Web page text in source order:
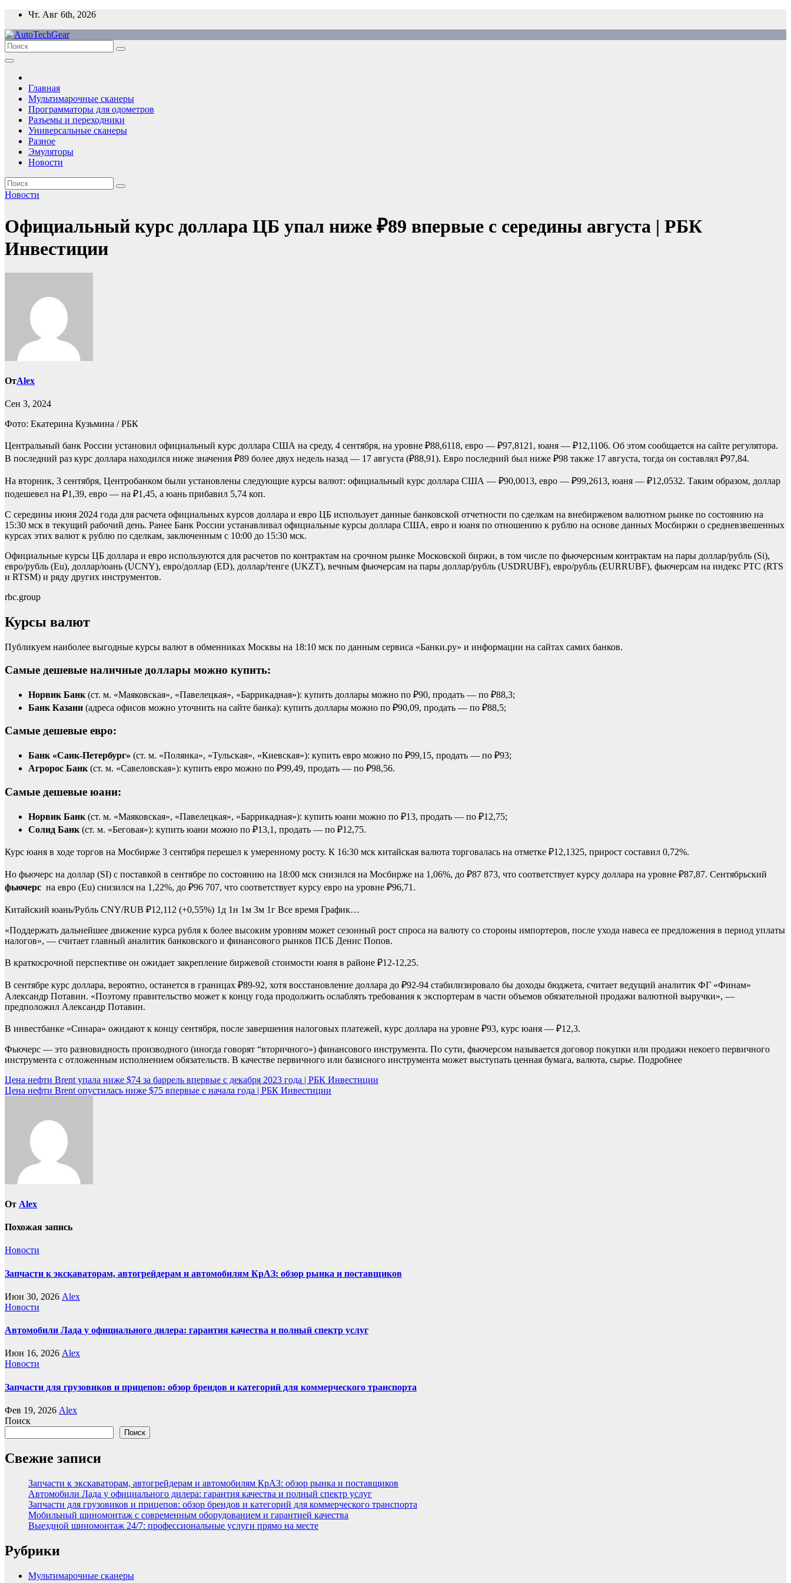
Перейти
содержимому
Чт. Авг 6th, 2026
Главная
Мультимарочные сканеры
Программаторы для одометров
Разъемы и переходники
Универсальные сканеры
Разное
Эмуляторы
Новости
Новости
Официальный курс доллара ЦБ упал ниже ₽89 впервые с середины августа | РБК
Инвестиции
ОтAlex
Сен 3, 2024
Фото: Екатерина Кузьмина / РБК
Центральный банк России установил официальный курс доллара США на среду, 4 сентября, на уровне ₽88,6118, евро — ₽97,8121, юаня — ₽12,1106. Об этом сообщается на сайте регулятора.
В последний раз курс доллара находился ниже значения ₽89 более двух недель назад — 17 августа (₽88,91). Евро последний был ниже ₽98 также 17 августа, тогда он составлял ₽97,84.
На вторник, 3 сентября, Центробанком были установлены следующие курсы валют: официальный курс доллара США — ₽90,0013, евро — ₽99,2613, юаня — ₽12,0532. Таким образом, доллар
подешевел на ₽1,39, евро — на ₽1,45, а юань прибавил 5,74 коп.
С середины июня 2024 года для расчета официальных курсов доллара и евро ЦБ использует данные банковской отчетности по сделкам на внебиржевом валютном рынке по состоянию на
15:30 мск в текущий рабочий день. Ранее Банк России устанавливал официальные курсы доллара США, евро и юаня по отношению к рублю на основе данных Мосбиржи о средневзвешенных
курсах этих валют к рублю по сделкам, заключенным с 10:00 до 15:30 мск.
Официальные курсы ЦБ доллара и евро используются для расчетов по контрактам на срочном рынке Московской биржи, в том числе по фьючерсным контрактам на пары доллар/рубль (Si),
евро/рубль (Eu), доллар/юань (UCNY), евро/доллар (ED), доллар/тенге (UKZT), вечным фьючерсам на пары доллар/рубль (USDRUBF), евро/рубль (EURRUBF), фьючерсам на индекс РТС (RTS
и RTSM) и ряду других инструментов.
rbc.group
Курсы валют
Публикуем наиболее выгодные курсы валют в обменниках Москвы на 18:10 мск по данным сервиса «Банки.ру» и информации на сайтах самих банков.
Самые дешевые наличные доллары можно купить:
Норвик Банк (ст. м. «Маяковская», «Павелецкая», «Баррикадная»): купить доллары можно по ₽90, продать — по ₽88,3;
Банк Казани (адреса офисов можно уточнить на сайте банка): купить доллары можно по ₽90,09, продать — по ₽88,5;
Самые дешевые евро:
Банк «Санк-Петербург» (ст. м. «Полянка», «Тульская», «Киевская»): купить евро можно по ₽99,15, продать — по ₽93;
Агророс Банк (ст. м. «Савеловская»): купить евро можно по ₽99,49, продать — по ₽98,56.
Самые дешевые юани:
Норвик Банк (ст. м. «Маяковская», «Павелецкая», «Баррикадная»): купить юани можно по ₽13, продать — по ₽12,75;
Солид Банк (ст. м. «Беговая»): купить юани можно по ₽13,1, продать — по ₽12,75.
Курс юаня в ходе торгов на Мосбирже 3 сентября перешел к умеренному росту. К 16:30 мск китайская валюта торговалась на отметке ₽12,1325, прирост составил 0,72%.
Но фьючерс на доллар (SI) с поставкой в сентябре по состоянию на 18:00 мск снизился на Мосбирже на 1,06%, до ₽87 873, что соответствует курсу доллара на уровне ₽87,87. Сентябрьский
фьючерс на евро (Eu) снизился на 1,22%, до ₽96 707, что соответствует курсу евро на уровне ₽96,71.
Китайский юань/Рубль CNY/RUB ₽12,112 (+0,55%) 1д 1н 1м 3м 1г Все время График…
«Поддержать дальнейшее движение курса рубля к более высоким уровням может сезонный рост спроса на валюту со стороны импортеров, после ухода навеса ее предложения в период уплаты
налогов», — считает главный аналитик банковского и финансового рынков ПСБ Денис Попов.
В краткосрочной перспективе он ожидает закрепление биржевой стоимости юаня в районе ₽12-12,25.
В сентябре курс доллара, вероятно, останется в границах ₽89-92, хотя восстановление доллара до ₽92-94 стабилизировало бы доходы бюджета, считает ведущий аналитик ФГ «Финам»
Александр Потавин. «Поэтому правительство может к концу года продолжить ослаблять требования к экспортерам в части объемов обязательной продажи валютной выручки», —
предположил Александр Потавин.
В инвестбанке «Синара» ожидают к концу сентября, после завершения налоговых платежей, курс доллара на уровне ₽93, курс юаня — ₽12,3.
Фьючерс — это разновидность производного (иногда говорят “вторичного») финансового инструмента. По сути, фьючерсом называется договор покупки или продажи некоего первичного
инструмента с отложенным исполнением обязательств. В качестве первичного или базисного инструмента может выступать ценная бумага, валюта, сырье. Подробнее
Навигация
по
Цена нефти Brent упала ниже $74 за баррель впервые с декабря 2023 года | РБК Инвестиции
Цена нефти Brent опустилась ниже $75 впервые с начала года | РБК Инвестиции
От Alex
Похожая запись
Новости
Запчасти к экскаваторам, автогрейдерам и автомобилям КрАЗ: обзор рынка и поставщиков
Июн 30, 2026 Alex
Новости
Автомобили Лада у официального дилера: гарантия качества и полный спектр услуг
Июн 16, 2026 Alex
Новости
Запчасти для грузовиков и прицепов: обзор брендов и категорий для коммерческого транспорта
Фев 19, 2026 Alex
Поиск
Поиск
Свежие записи
Запчасти к экскаваторам, автогрейдерам и автомобилям КрАЗ: обзор рынка и поставщиков
Автомобили Лада у официального дилера: гарантия качества и полный спектр услуг
Запчасти для грузовиков и прицепов: обзор брендов и категорий для коммерческого транспорта
Мобильный шиномонтаж с современным оборудованием и гарантией качества
Выездной шиномонтаж 24/7: профессиональные услуги прямо на месте
Рубрики
Мультимарочные сканеры